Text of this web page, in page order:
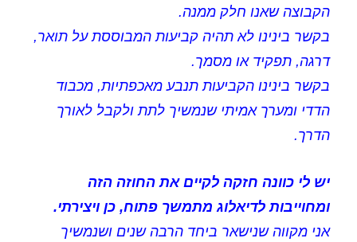
הקבוצה שאנו חלק ממנה.
בקשר בינינו לא תהיה קביעות המבוססת על תואר,
דרגה, תפקיד או מסמך.
בקשר בינינו הקביעות תנבע מאכפתיות, מכבוד
הדדי ומערך אמיתי שנמשיך לתת ולקבל לאורך
הדרך.
יש לי כוונה חזקה לקיים את החוזה הזה
ומחוייבות לדיאלוג מתמשך פתוח, כן ויצירתי.
אני מקווה שנישאר ביחד הרבה שנים ושנמשיך